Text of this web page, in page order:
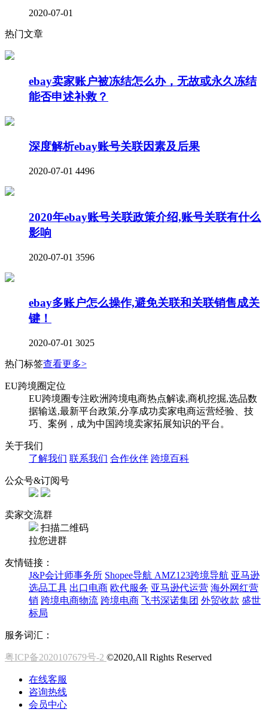
2020-07-01
热门文章
ebay卖家账户被冻结怎么办，无故或永久冻结
能否申述补救？
深度解析ebay账号关联因素及后果
2020-07-01 4496
2020年ebay账号关联政策介绍,账号关联有什么
影响
2020-07-01 3596
ebay多账户怎么操作,避免关联和关联销售成关
键！
2020-07-01 3025
热门标签查看更多>
EU跨境圈定位
EU跨境圈专注欧洲跨境电商热点解读,商机挖掘,选品数
据输送,最新平台政策,分享成功卖家电商运营经验、技
巧、案例，成为中国跨境卖家拓展知识的平台。
关于我们
了解我们 联系我们 合作伙伴 跨境百科
公众号&订阅号
卖家交流群
扫描二维码
拉您进群
友情链接：
J&P会计师事务所 Shopee导航 AMZ123跨境导航 亚马逊
选品工具 出口电商 欧代服务 亚马逊代运营 海外网红营
销 跨境电商物流 跨境电商 飞书深诺集团 外贸收款 盛世
标局
服务词汇：
粤ICP备2020107679号-2 ©2020,All Rights Reserved
在线客服
咨询热线
会员中心